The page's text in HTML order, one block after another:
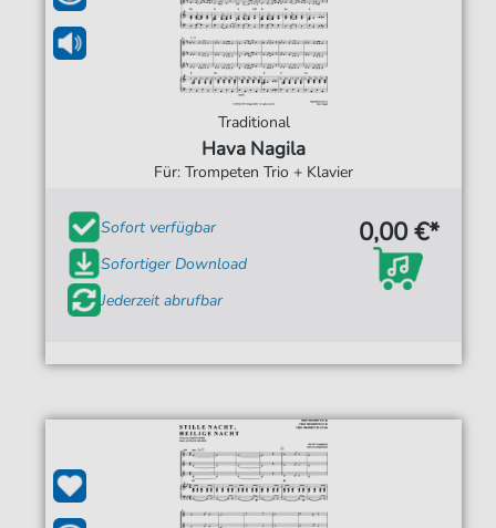
Traditional
Hava Nagila
Für: Trompeten Trio + Klavier
Sofort verfügbar
Sofortiger Download
Jederzeit abrufbar
0,00 €*